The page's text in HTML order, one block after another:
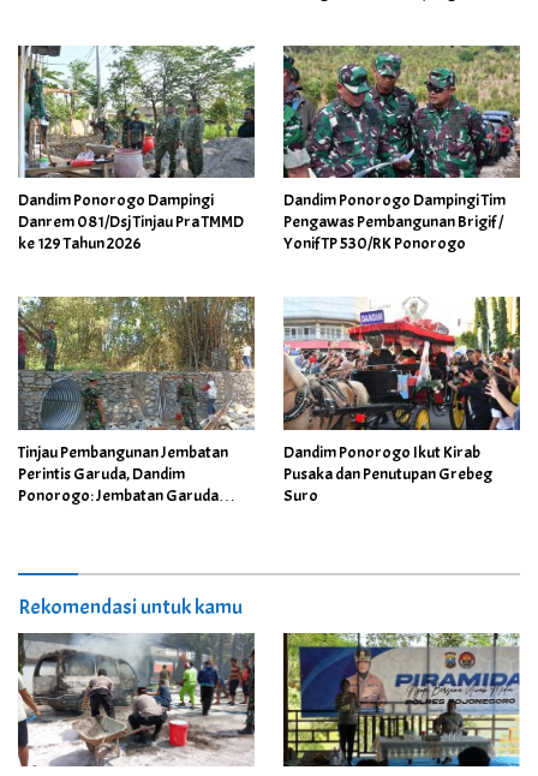
Dandim Ponorogo Dampingi
Danrem 081/Dsj Tinjau Pra TMMD
ke 129 Tahun 2026
Dandim Ponorogo Dampingi Tim
Pengawas Pembangunan Brigif /
Yonif TP 530/RK Ponorogo
Tinjau Pembangunan Jembatan
Perintis Garuda, Dandim
Ponorogo: Jembatan Garuda
Dandim Ponorogo Ikut Kirab
Pusaka dan Penutupan Grebeg
Suro
Rekomendasi untuk kamu